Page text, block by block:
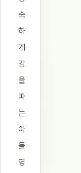
숙
하
게
감
을
따
는
아
들
영